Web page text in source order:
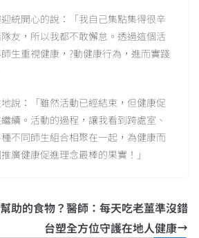
統開心的說：「我自己集點集得很辛
友，所以我都不敢懈怠。透過這個活
生重視健康，?動健康行為，進而實踐
說：「雖然活動已經結束，但健康促
續。活動的過程，讓我看到跨處室、
不同師生組合相聚在一起，為健康而
廣健康促進理念最棒的果實！」
助的食物？醫師：每天吃老薑準沒錯
台塑全方位守護在地人健康